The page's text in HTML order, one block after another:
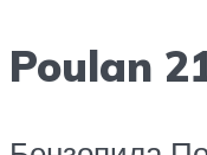
Poulan